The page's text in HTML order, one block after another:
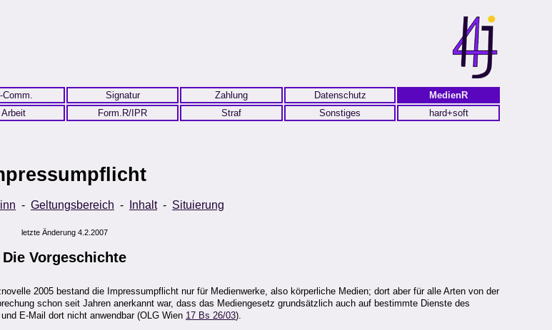
Comm. Signatur Zahlung Datenschutz
MedienR
Arbeit Form.R/IPR Straf Sonstiges hard+soft
-Geltungsbereich - Inhalt- Situierung
letzte Änderung 4.2.2007
DieVorgeschichte
2005 bestand die Impressumpflicht nur für Medienwerke, also körperliche Medien; dort aber für alle Arten von der
schon seit Jahren anerkannt war, dass das Mediengesetz grundsätzlich auch auf bestimmte Dienste des
E-Mail dort nicht anwendbar (OLG Wien 17 Bs 26/03).